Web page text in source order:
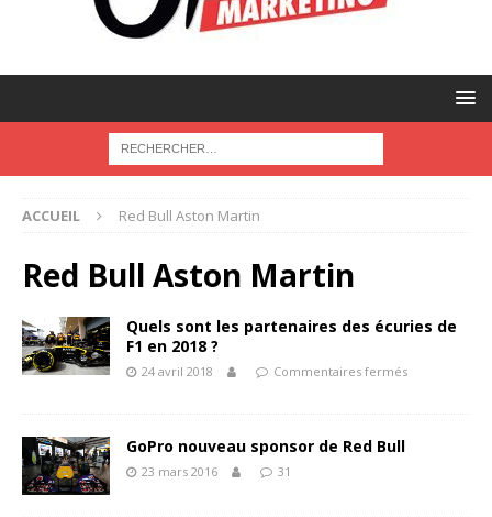
ACCUEIL Red Bull Aston Martin
Red Bull Aston Martin
Quels sont les partenaires des écuries de
F1 en 2018 ?
24 avril 2018 Commentaires fermés
GoPro nouveau sponsor de Red Bull
23 mars 2016 31